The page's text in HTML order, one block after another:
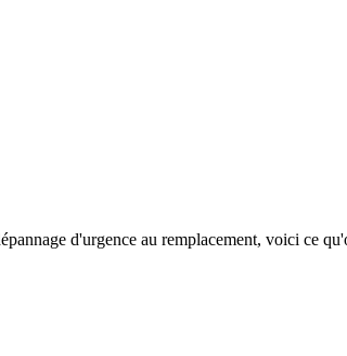
d'urgence au remplacement, voici ce